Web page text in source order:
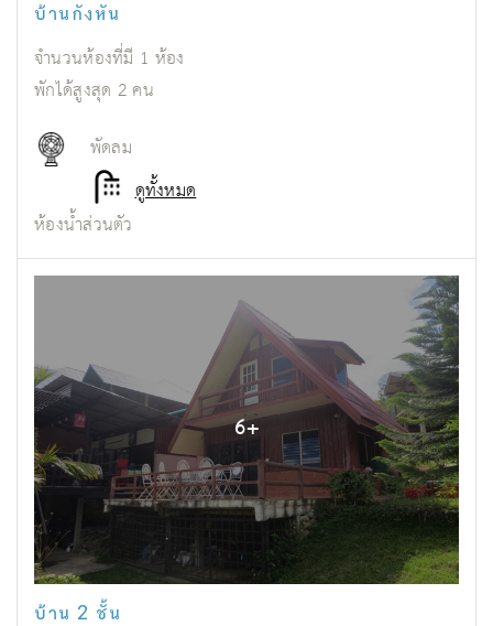
บ้านกังหัน
จำนวนห้องที่มี 1 ห้อง
พักได้สูงสุด 2คน
พัดลม
ห้องน้ำส่วนตัว
ดูทั้งหมด
6+
บ้าน 2 ชั้น